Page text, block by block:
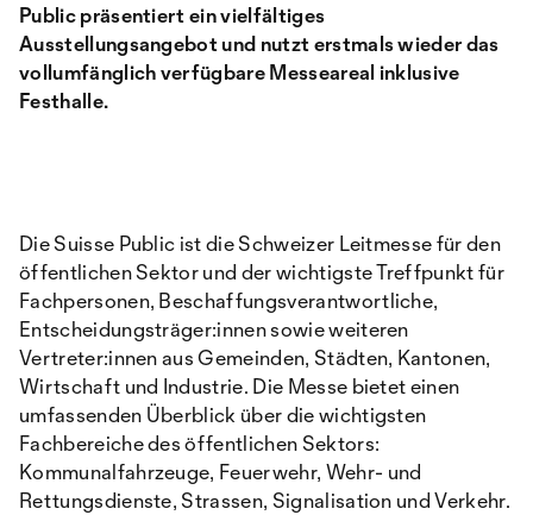
Public präsentiert ein vielfältiges
Ausstellungsangebot und nutzt erstmals wieder das
vollumfänglich verfügbare Messeareal inklusive
Festhalle.
Die Suisse Public ist die Schweizer Leitmesse für den
öffentlichen Sektor und der wichtigste Treffpunkt für
Fachpersonen, Beschaffungsverantwortliche,
Entscheidungsträger:innen sowie weiteren
Vertreter:innen aus Gemeinden, Städten, Kantonen,
Wirtschaft und Industrie. Die Messe bietet einen
umfassenden Überblick über die wichtigsten
Fachbereiche des öffentlichen Sektors:
Kommunalfahrzeuge, Feuerwehr, Wehr- und
Rettungsdienste, Strassen, Signalisation und Verkehr.